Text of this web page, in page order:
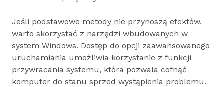
Jeśli podstawowe metody nie przynoszą efektów,
warto skorzystać z narzędzi wbudowanych w
system Windows. Dostęp do opcji zaawansowanego
uruchamiania umożliwia korzystanie z funkcji
przywracania systemu, która pozwala cofnąć
komputer do stanu sprzed wystąpienia problemu.